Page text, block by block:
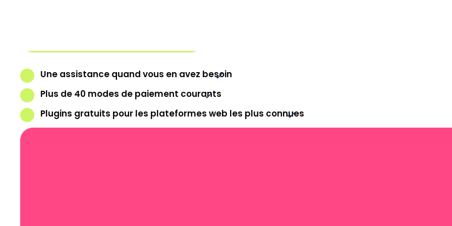
Une assistance quand vous en avez besoin
Plus de 40 modes de paiement courants
Plugins gratuits pour les plateformes web les plus connues